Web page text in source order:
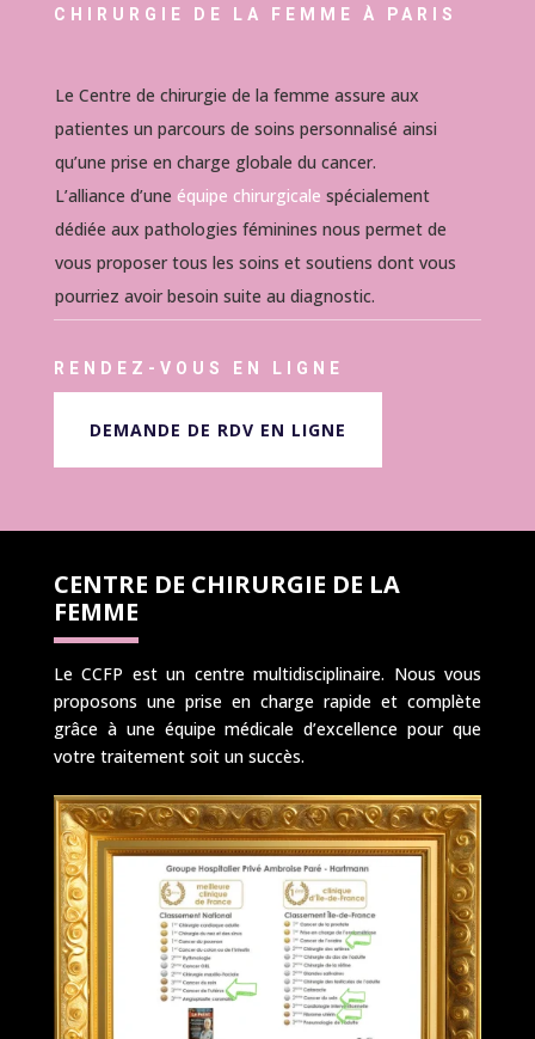
CHIRURGIE DE LA FEMME À PARIS
Le Centre de chirurgie de la femme assure aux
patientes un parcours de soins personnalisé ainsi
qu’une prise en charge globale du cancer.
L’alliance d’une équipe chirurgicale spécialement
dédiée aux pathologies féminines nous permet de
vous proposer tous les soins et soutiens dont vous
pourriez avoir besoin suite au diagnostic.
RENDEZ-VOUS EN LIGNE
DEMANDE DE RDV EN LIGNE
CENTRE DE CHIRURGIE DE LA
FEMME
Le CCFP est un centre multidisciplinaire. Nous vous
proposons une prise en charge rapide et complète
grâce à une équipe médicale d’excellence pour que
votre traitement soit un succès.